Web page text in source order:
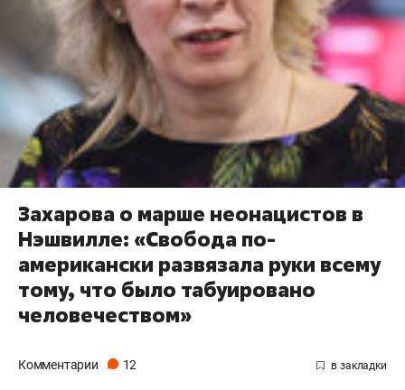
Захарова о марше неонацистов в
Нэшвилле: «Свобода по-
американски развязала руки всему
тому, что было табуировано
человечеством»
Комментарии 12